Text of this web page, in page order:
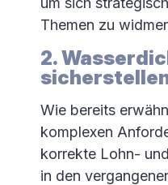
Themen zu
2.
Wie bereits
komplexen
korrekte Lohn-
in den